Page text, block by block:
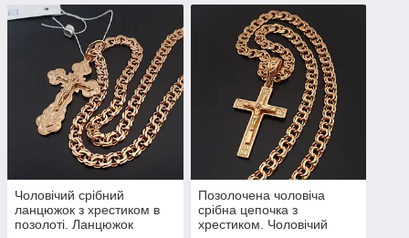
Чоловічий срібний
ланцюжок з хрестиком в
позолоті. Ланцюжок
Позолочена чоловіча
срібна цепочка з
хрестиком. Чоловічий